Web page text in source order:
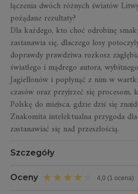
łączenia dwóch różnych światów
pożądane rezultaty?
Dla każdego, kto choć odrobinę
zastanawia się, dlaczego losy
doprawdy prawdziwa rozkosz
światłego i mądrego autora,
Jagiellonów i popłynąć z nim w
czasów oraz przyjrzeć się procesom,
Polskę do miejsca, gdzie dziś się
Znakomita intelektualna przygoda
zastanawiać się nad przeszłością.
Szczegóły
Oceny 4,0 (1 ocena)